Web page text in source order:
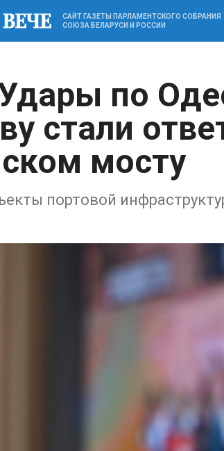
САЙТ ГАЗЕТЫ ПАРЛАМЕНТСКОГО СОБРАНИЯ
СОЮЗА БЕЛАРУСИ И РОССИИ
по
стали
мосту
портовой